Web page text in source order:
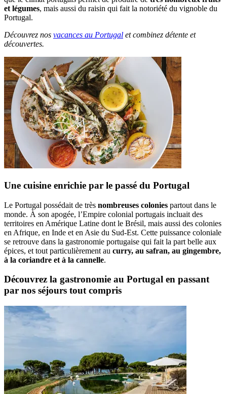
et légumes, mais aussi du raisin qui fait la notoriété du vignoble du
Portugal.
Découvrez nos vacances au Portugal et combinez détente et
découvertes.
Une cuisine enrichie par le passé du Portugal
Le Portugal possédait de très nombreuses colonies partout dans le
monde. À son apogée, l’Empire colonial portugais incluait des
territoires en Amérique Latine dont le Brésil, mais aussi des colonies
en Afrique, en Inde et en Asie du Sud-Est. Cette puissance coloniale
se retrouve dans la gastronomie portugaise qui fait la part belle aux
épices, et tout particulièrement au curry, au safran, au gingembre,
à la coriandre et à la cannelle.
Découvrez la gastronomie au Portugal en passant
par nos séjours tout compris